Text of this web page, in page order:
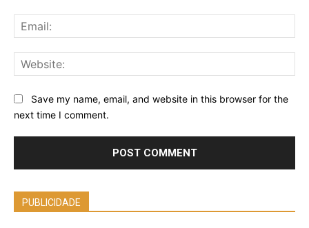
Save my name, email, and website in this browser for the
next time I comment.
PUBLICIDADE